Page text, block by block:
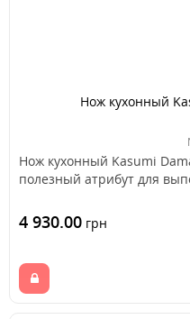
Нож кухонный
Нож кухонный Kasumi
полезный атрибут для
4 930.00 грн